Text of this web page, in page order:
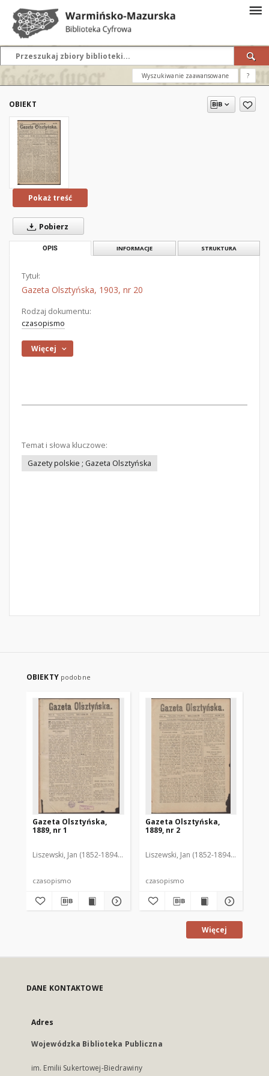
Wyszukiwanie zaawansowane ?
OBIEKT
Pokaż treść
Pobierz
OPIS INFORMACJE STRUKTURA
Tytuł:
Gazeta Olsztyńska, 1903, nr 20
Rodzaj dokumentu:
czasopismo
Więcej
Temat i słowa kluczowe:
Gazety polskie ; Gazeta Olsztyńska
OBIEKTY podobne
Gazeta Olsztyńska,
1889, nr 1
Liszewski, Jan (1852-1894). Red.
czasopismo
Gazeta Olsztyńska,
1889, nr 2
Liszewski, Jan (1852-1894). Red.
czasopismo
Więcej
DANE KONTAKTOWE
Adres
Wojewódzka Biblioteka Publiczna
im. Emilii Sukertowej-Biedrawiny